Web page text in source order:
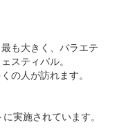
も大きく、バラエテ
スティバル。
の人が訪れます。
実施されています。